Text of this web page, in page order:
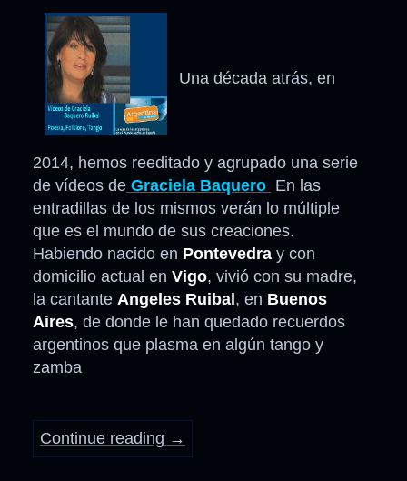
Una década atrás, en
2014, hemos reeditado y agrupado una serie
de vídeos de Graciela Baquero En las
entradillas de los mismos verán lo múltiple
que es el mundo de sus creaciones.
Habiendo nacido en Pontevedra y con
domicilio actual en Vigo, vivió con su madre,
la cantante Angeles Ruibal, en Buenos
Aires, de donde le han quedado recuerdos
argentinos que plasma en algún tango y
zamba
Continue reading →